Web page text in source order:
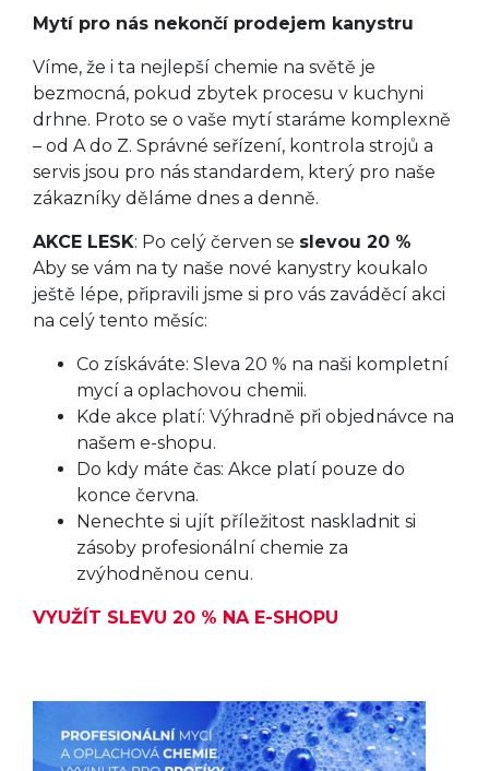
Mytí pro nás nekončí prodejem kanystru
Víme, že i ta nejlepší chemie na světě je
bezmocná, pokud zbytek procesu v kuchyni
drhne. Proto se o vaše mytí staráme komplexně
– od A do Z. Správné seřízení, kontrola strojů a
servis jsou pro nás standardem, který pro naše
zákazníky děláme dnes a denně.
AKCE LESK: Po celý červen se slevou 20 %
Aby se vám na ty naše nové kanystry koukalo
ještě lépe, připravili jsme si pro vás zaváděcí akci
na celý tento měsíc:
Co získáváte: Sleva 20 % na naši kompletní
mycí a oplachovou chemii.
Kde akce platí: Výhradně při objednávce na
našem e-shopu.
Do kdy máte čas: Akce platí pouze do
konce června.
Nenechte si ujít příležitost naskladnit si
zásoby profesionální chemie za
zvýhodněnou cenu.
VYUŽÍT SLEVU 20 % NA E-SHOPU